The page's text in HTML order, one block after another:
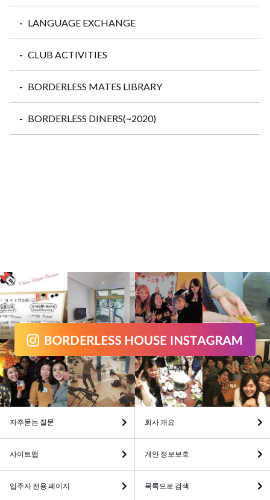
LANGUAGE EXCHANGE
CLUB ACTIVITIES
BORDERLESS MATES LIBRARY
BORDERLESS DINERS(~2020)
자주묻는 질문 회사 개요
사이트맵 개인 정보보호
입주자 전용 페이지 목록으로 검색